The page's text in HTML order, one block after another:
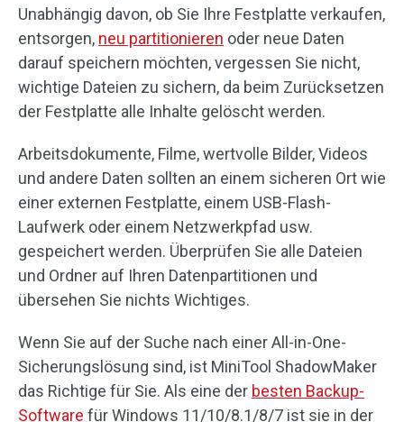
Unabhängig davon, ob Sie Ihre Festplatte verkaufen,
entsorgen, neu partitionieren oder neue Daten
darauf speichern möchten, vergessen Sie nicht,
wichtige Dateien zu sichern, da beim Zurücksetzen
der Festplatte alle Inhalte gelöscht werden.
Arbeitsdokumente, Filme, wertvolle Bilder, Videos
und andere Daten sollten an einem sicheren Ort wie
einer externen Festplatte, einem USB-Flash-
Laufwerk oder einem Netzwerkpfad usw.
gespeichert werden. Überprüfen Sie alle Dateien
und Ordner auf Ihren Datenpartitionen und
übersehen Sie nichts Wichtiges.
Wenn Sie auf der Suche nach einer All-in-One-
Sicherungslösung sind, ist MiniTool ShadowMaker
das Richtige für Sie. Als eine der besten Backup-
Software für Windows 11/10/8.1/8/7 ist sie in der